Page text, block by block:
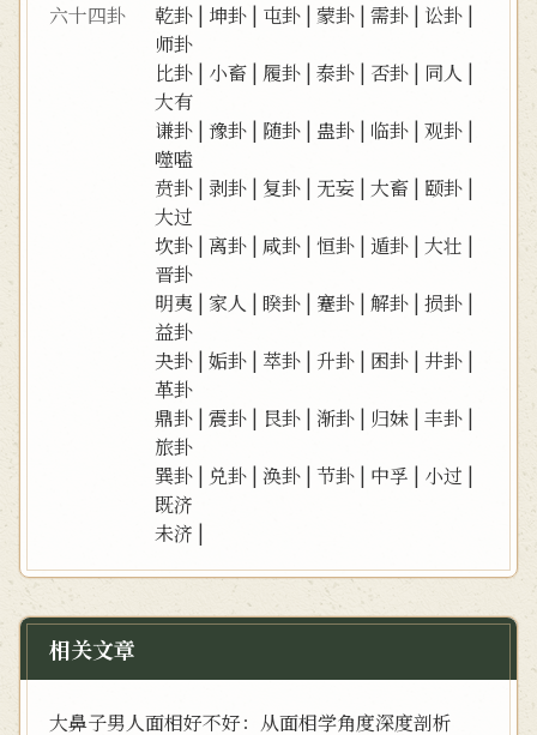
六十四卦
乾卦 | 坤卦 | 屯卦 |蒙卦 |需卦 | 讼卦 |
师卦
比卦 | 小畜 | 履卦 |泰卦 | 否卦 | 同人 |
大有
谦卦 |豫卦 | 随卦 | 蛊卦 | 临卦 |观卦 |
噬嗑
贲卦 | 剥卦 | 复卦 | 无妄 |大畜 | 颐卦 |
大过
坎卦 |离卦 | 咸卦 |恒卦 |遁卦 |大壮 |
晋卦
明夷 |家人 |睽卦 | 蹇卦 |解卦 |损卦 |
益卦
夬卦 |姤卦 | 萃卦 |升卦 | 困卦 |井卦 |
革卦
鼎卦 |震卦 | 艮卦 |渐卦 | 归妹 |丰卦 |
旅卦
巽卦 | 兑卦 |涣卦 |节卦 | 中孚 | 小过 |
既济
未济 |
相关文章
大鼻子男人面相好不好：从面相学角度深度剖析